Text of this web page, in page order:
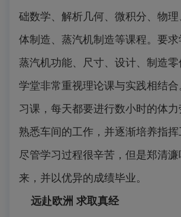
础数学、解析几何、微积分、物
体制造、蒸汽机制造等课程。要
蒸汽机功能、尺寸、设计、制造
学堂非常重视理论课与实践相结
习课，每天都要进行数小时的体
熟悉车间的工作，并逐渐培养指挥
尽管学习过程很辛苦，但是郑清
来，并以优异的成绩毕业。
远赴欧洲 求取真经